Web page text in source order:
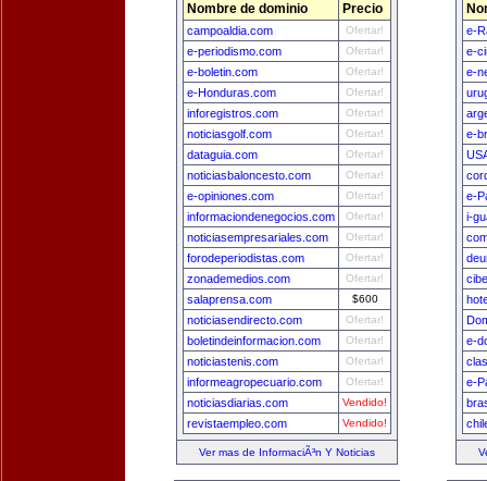
Nombre de dominio Precio
campoaldia.com Ofertar!
e-periodismo.com Ofertar!
e-boletin.com Ofertar!
e-Honduras.com Ofertar!
inforegistros.com Ofertar!
noticiasgolf.com Ofertar!
dataguia.com Ofertar!
noticiasbaloncesto.com Ofertar!
e-opiniones.com Ofertar!
informaciondenegocios.com Ofertar!
noticiasempresariales.com Ofertar!
forodeperiodistas.com Ofertar!
zonademedios.com Ofertar!
salaprensa.com $600
noticiasendirecto.com Ofertar!
boletindeinformacion.com Ofertar!
noticiastenis.com Ofertar!
informeagropecuario.com Ofertar!
noticiasdiarias.com Vendido!
revistaempleo.com Vendido!
Ver mas de InformaciÃ³n Y Noticias
e-
e-
e-
e-
e-
i-
e-
e-